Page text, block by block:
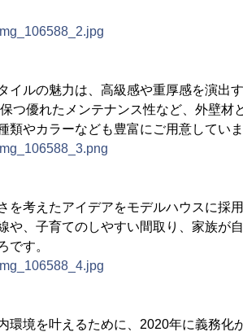
イルの魅力は、高級感や重厚感を演出
つ優れたメンテナンス性など、外壁材
やカラーなども豊富にご用意していま
を考えたアイデアをモデルハウスに採
や、子育てのしやすい間取り、家族が
です。
環境を叶えるために、2020年に義務化